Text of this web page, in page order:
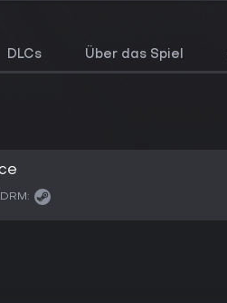
DLCs Über das Spiel
DRM: